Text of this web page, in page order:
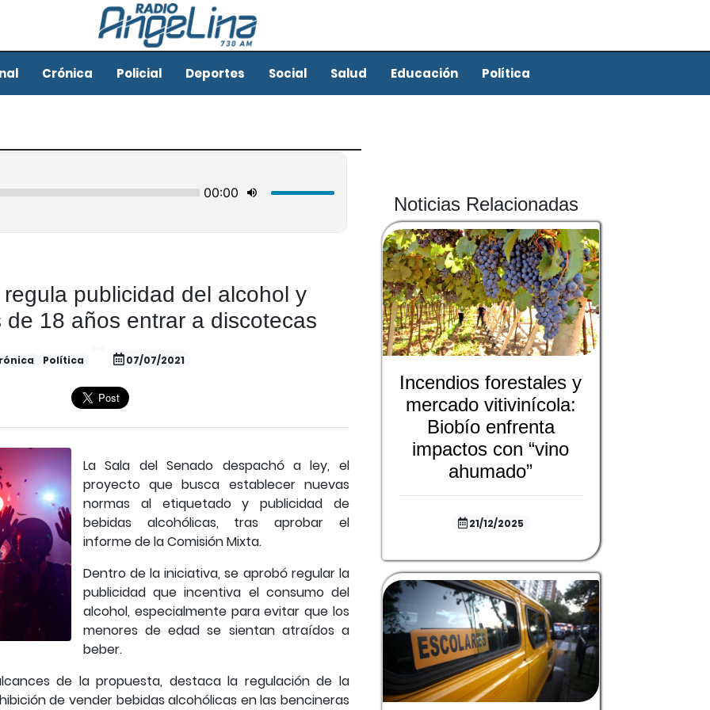
Crónica Policial Deportes Social Salud Educación Política
publicidad del alcohol y
18 años entrar a discotecas
Política 07/07/2021
La Sala del Senado despachó a ley, el
proyecto que busca establecer nuevas
normas al etiquetado y publicidad de
bebidas alcohólicas, tras aprobar el
informe de la Comisión Mixta.
Dentro de la iniciativa, se aprobó regular la
publicidad que incentiva el consumo del
alcohol, especialmente para evitar que los
menores de edad se sientan atraídos a
beber.
de la propuesta, destaca la regulación de la
de vender bebidas alcohólicas en las bencineras
Noticias Relacionadas
Incendios forestales y
mercado vitivinícola:
Biobío enfrenta
impactos con “vino
ahumado”
21/12/2025